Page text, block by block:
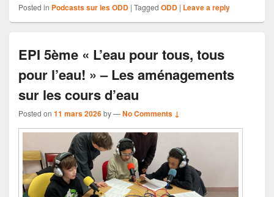
Posted in Podcasts sur les ODD | Tagged ODD | Leave a reply
EPI 5ème « L’eau pour tous, tous
pour l’eau! » – Les aménagements
sur les cours d’eau
Posted on 11 mars 2026by—No Comments ↓